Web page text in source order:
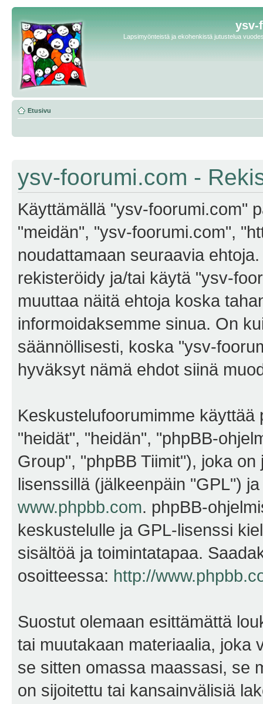
ysv-
Lapsimyönteistä ja ekohenkistä jutustelua
Etusivu
ysv-foorumi.com -
Käyttämällä "ysv-foorumi.com"
"meidän", "ysv-foorumi.com",
noudattamaan seuraavia
rekisteröidy ja/tai käytä "ysv-
muuttaa näitä ehtoja koska
informoidaksemme sinua. On
säännöllisesti, koska "ysv-
hyväksyt nämä ehdot siinä
Keskustelufoorumimme
"heidät", "heidän", "phpBB-
Group", "phpBB Tiimit"), joka on
lisenssillä (jälkeenpäin "GPL")
www.phpbb.com. phpBB-
keskustelulle ja GPL-lisenssi
sisältöä ja toimintatapaa.
osoitteessa: http://
Suostut olemaan esittämättä
tai muutakaan materiaalia, joka
se sitten omassa maassasi, se
on sijoitettu tai kansainvälisiä